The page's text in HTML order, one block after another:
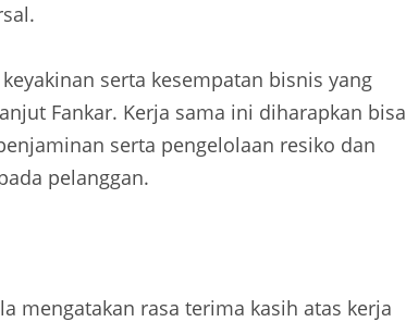
serta kesempatan bisnis yang
Fankar. Kerja sama ini diharapkan bisa
serta pengelolaan resiko dan
pelanggan.
mengatakan rasa terima kasih atas kerja